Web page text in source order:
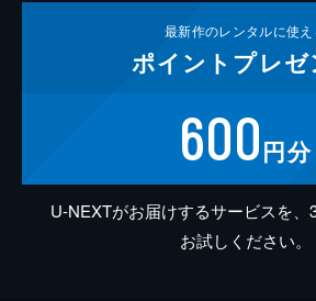
最新作のレンタルに使え
ポイント プレゼ
600円分
U-NEXTがお届けするサービスを、
お試しください。